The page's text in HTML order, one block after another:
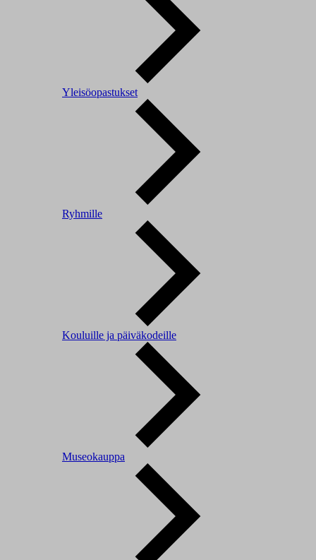
Yleisöopastukset
Ryhmille
Kouluille ja päiväkodeille
Museokauppa